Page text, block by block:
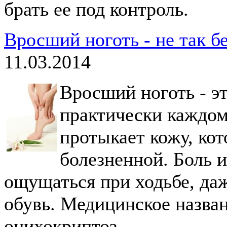
брать ее под контроль.
Вросший ноготь - не так
11.03.2014
Вросший ноготь -
практически
протыкает кожу,
болезненной. Боль
ощущаться при ходьбе,
обувь. Медицинское